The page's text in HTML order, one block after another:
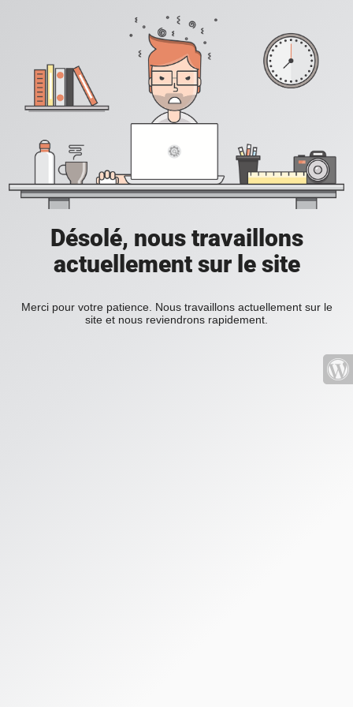
Désolé, nous travaillons
actuellement sur le site
Merci pour votre patience. Nous travaillons actuellement sur le
site et nous reviendrons rapidement.